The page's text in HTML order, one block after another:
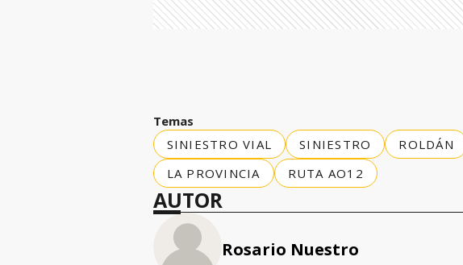
Temas
SINIESTRO VIAL
SINIESTRO ROLDÁN
LA PROVINCIA
RUTA AO12
AUTOR
Rosario Nuestro